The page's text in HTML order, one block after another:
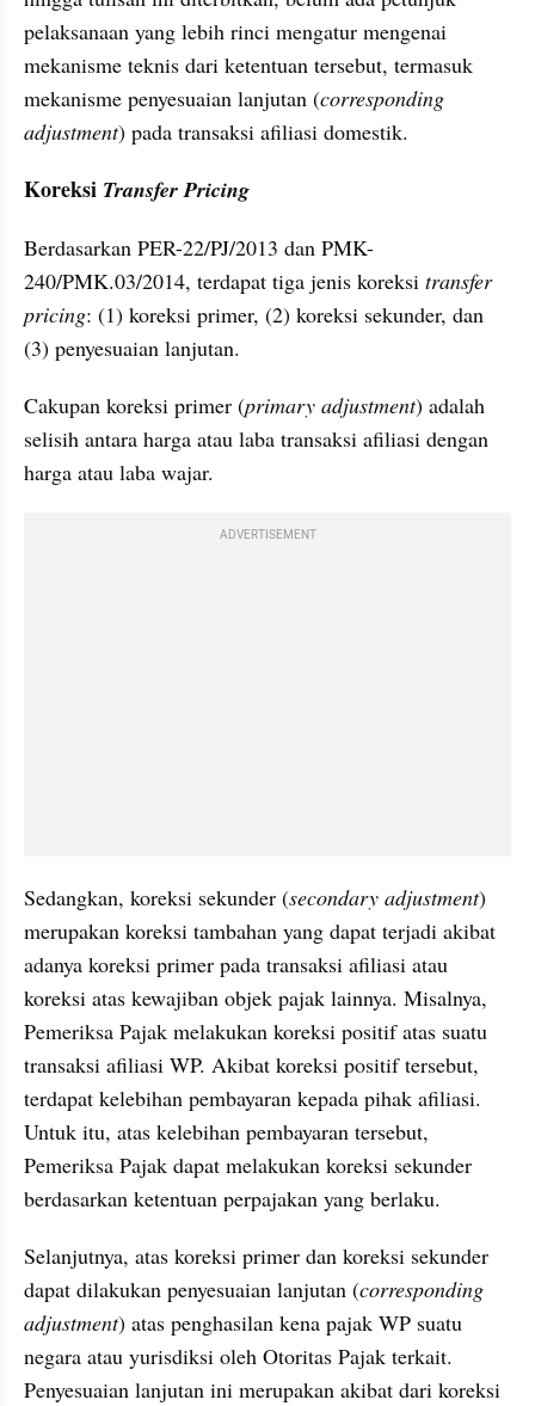
pelaksanaan yang lebih rinci mengatur mengenai
mekanisme teknis dari ketentuan tersebut, termasuk
mekanisme penyesuaian lanjutan (corresponding
adjustment) pada transaksi afiliasi domestik.
Koreksi Transfer Pricing
Berdasarkan PER-22/PJ/2013 dan PMK-
240/PMK.03/2014, terdapat tiga jenis koreksi transfer
pricing: (1) koreksi primer, (2) koreksi sekunder, dan
(3) penyesuaian lanjutan.
Cakupan koreksi primer (primary adjustment) adalah
selisih antara harga atau laba transaksi afiliasi dengan
harga atau laba wajar.
ADVERTISEMENT
Sedangkan, koreksi sekunder (secondary adjustment)
merupakan koreksi tambahan yang dapat terjadi akibat
adanya koreksi primer pada transaksi afiliasi atau
koreksi atas kewajiban objek pajak lainnya. Misalnya,
Pemeriksa Pajak melakukan koreksi positif atas suatu
transaksi afiliasi WP. Akibat koreksi positif tersebut,
terdapat kelebihan pembayaran kepada pihak afiliasi.
Untuk itu, atas kelebihan pembayaran tersebut,
Pemeriksa Pajak dapat melakukan koreksi sekunder
berdasarkan ketentuan perpajakan yang berlaku.
Selanjutnya, atas koreksi primer dan koreksi sekunder
dapat dilakukan penyesuaian lanjutan (corresponding
adjustment) atas penghasilan kena pajak WP suatu
negara atau yurisdiksi oleh Otoritas Pajak terkait.